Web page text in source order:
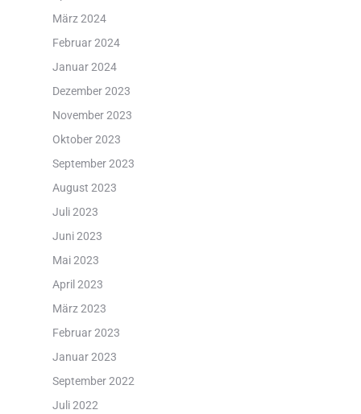
März 2024
Februar 2024
Januar 2024
Dezember 2023
November 2023
Oktober 2023
September 2023
August 2023
Juli 2023
Juni 2023
Mai 2023
April 2023
März 2023
Februar 2023
Januar 2023
September 2022
Juli 2022